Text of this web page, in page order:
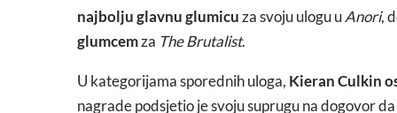
najbolju glavnu glumicuza svoju ulogu uAnori,
glumcemza The Brutalist.
U kategorijama sporednih uloga, Kieran Culkin
nagrade podsjetio je svoju suprugu na dogovor